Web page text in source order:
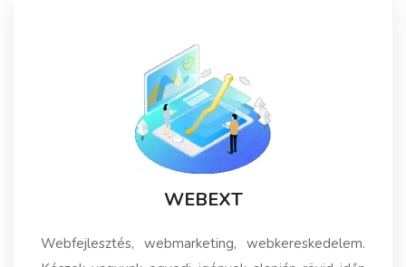
WEBEXT
Webfejlesztés, webmarketing, webkereskedelem.